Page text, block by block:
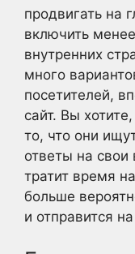
продвигать на
включить
внутренних
много
посетителей,
сайт. Вы
то, что они
ответы на
тратит время
больше
и отправится